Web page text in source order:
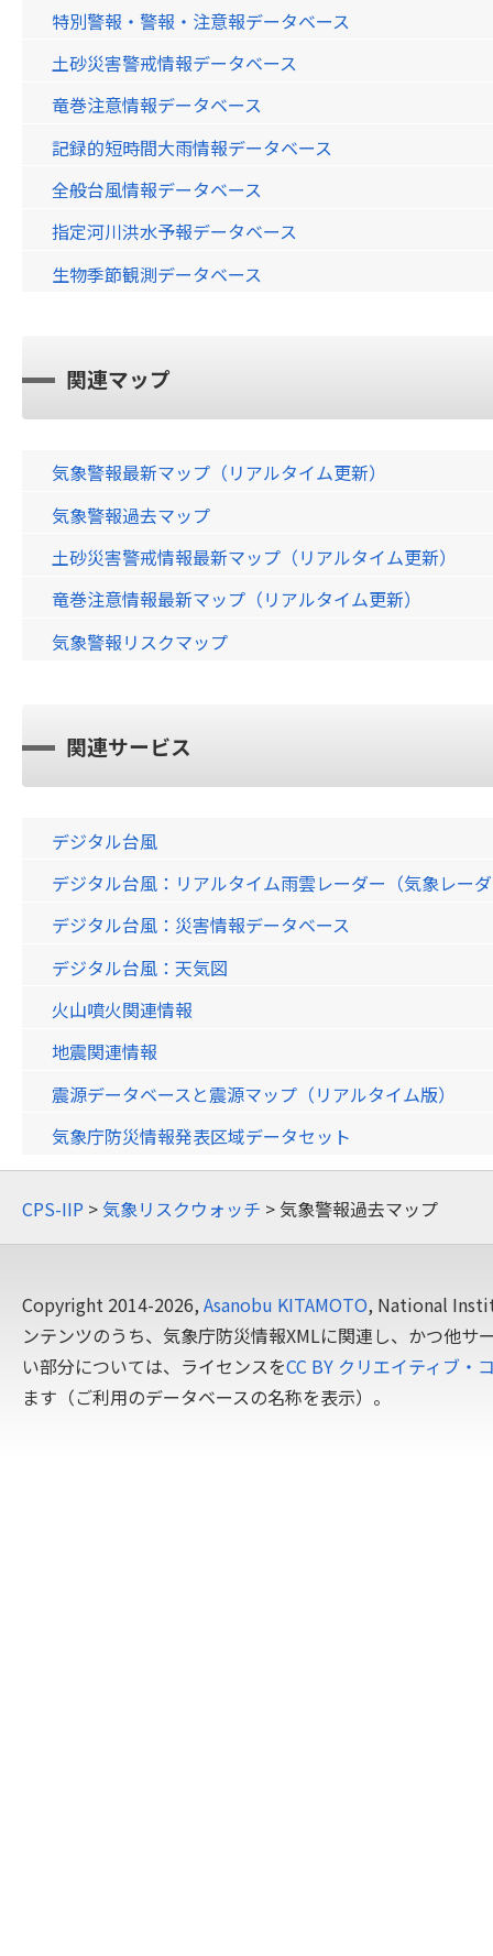
特別警報・警報・注意報データベース
土砂災害警戒情報データベース
竜巻注意情報データベース
記録的短時間大雨情報データベース
全般台風情報データベース
指定河川洪水予報データベース
生物季節観測データベース
関連マップ
気象警報最新マップ（リアルタイム更新）
気象警報過去マップ
土砂災害警戒情報最新マップ（リアルタイム更新）
竜巻注意情報最新マップ（リアルタイム更新）
気象警報リスクマップ
関連サービス
デジタル台風
デジタル台風：リアルタイム雨雲レーダー（気象レー
デジタル台風：災害情報データベース
デジタル台風：天気図
火山噴火関連情報
地震関連情報
震源データベースと震源マップ（リアルタイム版）
気象庁防災情報発表区域データセット
CPS-IIP >気象リスクウォッチ > 気象警報過去マップ
Copyright 2014-2026, Asanobu KITAMOTO, National
ンテンツのうち、気象庁防災情報XMLに関連し、かつ他サ
い部分については、ライセンスをCC BY クリエイティブ・
ます（ご利用のデータベースの名称を表示）。